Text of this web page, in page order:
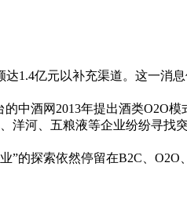
亿元以补充渠道。这一消
酒网2013年提出酒类O2O模
洋河、五粮液等企业纷纷寻
探索依然停留在B2C、O2O